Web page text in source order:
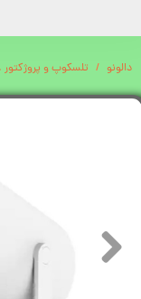
دالونو تلسکوپ و پروژکتور